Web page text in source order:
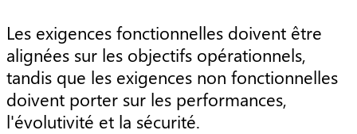
Les exigences fonctionnelles doivent être
alignées sur les objectifs opérationnels,
tandis que les exigences non fonctionnelles
doivent porter sur les performances,
l'évolutivité et la sécurité.